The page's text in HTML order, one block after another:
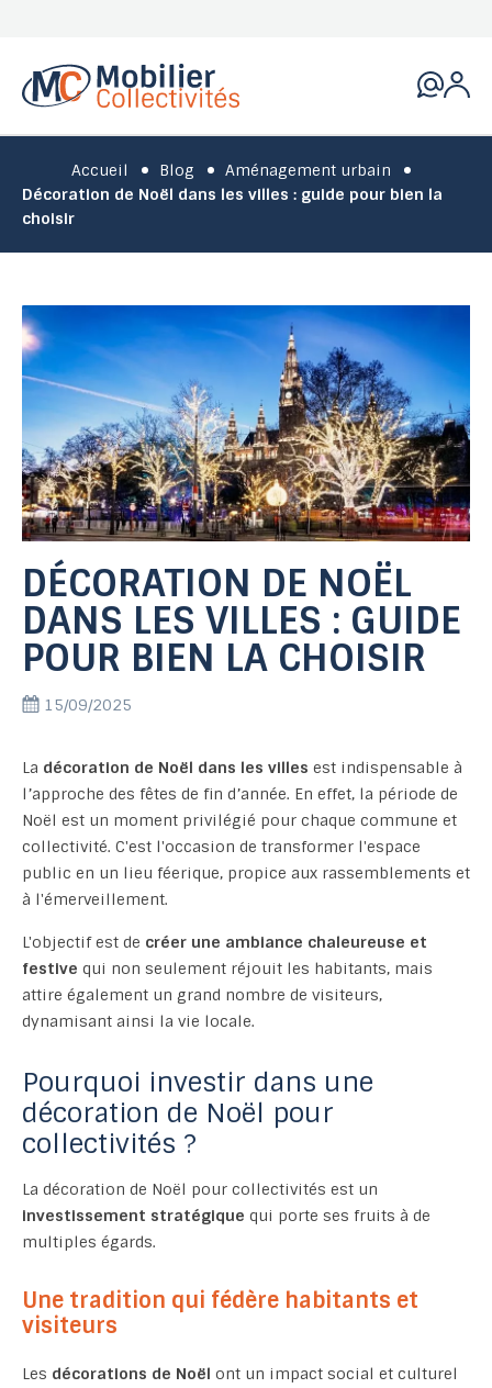
Accueil Blog
Aménagement urbain
Décoration de Noël dans les villes : guide pour bien la
choisir
DÉCORATION DE NOËL
DANS LES VILLES : GUIDE
POUR BIEN LA CHOISIR
15/09/2025
La décoration de Noël dans les villes est indispensable à
l’approche des fêtes de fin d’année. En effet, la période de
Noël est un moment privilégié pour chaque commune et
collectivité. C'est l'occasion de transformer l'espace
public en un lieu féerique, propice aux rassemblements et
à l'émerveillement.
L'objectif est de créer une ambiance chaleureuse et
festive qui non seulement réjouit les habitants, mais
attire également un grand nombre de visiteurs,
dynamisant ainsi la vie locale.
Pourquoi investir dans une
décoration de Noël pour
collectivités ?
La décoration de Noël pour collectivités est un
investissement stratégique qui porte ses fruits à de
multiples égards.
Une tradition qui fédère habitants et
visiteurs
Les décorations de Noël ont un impact social et culturel